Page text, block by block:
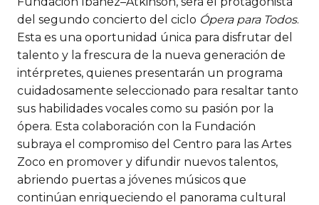
del segundo concierto del ciclo Ópera para Todos.
Esta es una oportunidad única para disfrutar del
talento y la frescura de la nueva generación de
intérpretes, quienes presentarán un programa
cuidadosamente seleccionado para resaltar tanto
sus habilidades vocales como su pasión por la
ópera. Esta colaboración con la Fundación
subraya el compromiso del Centro para las Artes
Zoco en promover y difundir nuevos talentos,
abriendo puertas a jóvenes músicos que
continúan enriqueciendo el panorama cultural